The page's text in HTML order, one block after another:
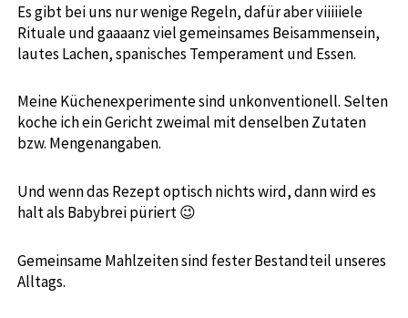
Es gibt bei uns nur wenige Regeln, dafür aber viiiiiele
Rituale und gaaaanz viel gemeinsames Beisammensein,
lautes Lachen, spanisches Temperament und Essen.
Meine Küchenexperimente sind unkonventionell. Selten
koche ich ein Gericht zweimal mit denselben Zutaten
bzw. Mengenangaben.
Und wenn das Rezept optisch nichts wird, dann wird es
halt als Babybrei püriert 😉
Gemeinsame Mahlzeiten sind fester Bestandteil unseres
Alltags.